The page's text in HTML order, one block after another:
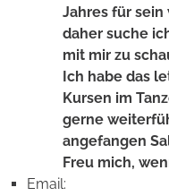
Jahres für
daher suche
mit mir zu
Ich habe das
Kursen im
gerne
angefangen
Freu mich,
Email: